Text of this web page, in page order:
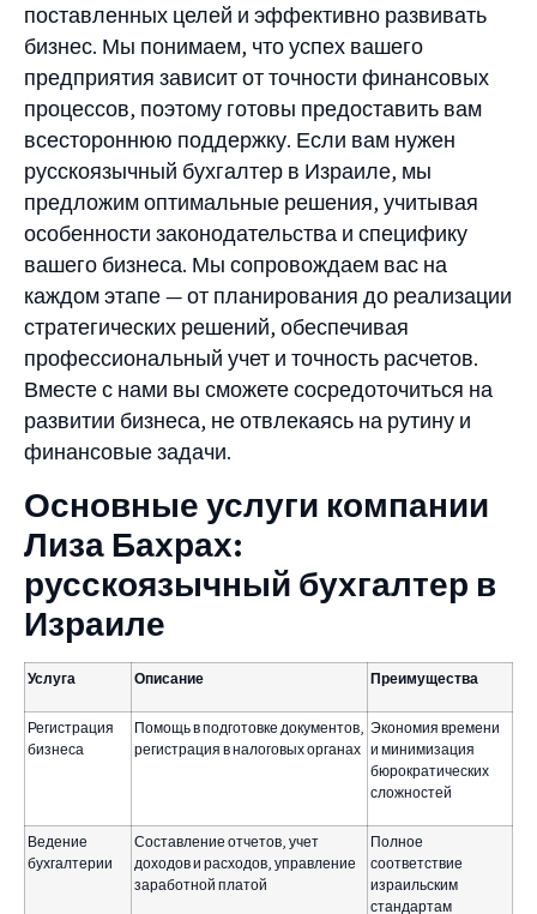
поставленных целей и эффективно развивать
бизнес. Мы понимаем, что успех вашего
предприятия зависит от точности финансовых
процессов, поэтому готовы предоставить вам
всестороннюю поддержку. Если вам нужен
русскоязычный бухгалтер в Израиле, мы
предложим оптимальные решения, учитывая
особенности законодательства и специфику
вашего бизнеса. Мы сопровождаем вас на
каждом этапе — от планирования до реализации
стратегических решений, обеспечивая
профессиональный учет и точность расчетов.
Вместе с нами вы сможете сосредоточиться на
развитии бизнеса, не отвлекаясь на рутину и
финансовые задачи.
Основные услуги компании
Лиза Бахрах:
русскоязычный бухгалтер в
Израиле
Услуга Описание Преимущества
Регистрация
бизнеса
Помощь в подготовке документов,
регистрация в налоговых органах
Экономия времени
и минимизация
бюрократических
сложностей
Ведение
бухгалтерии
Составление отчетов, учет
доходов и расходов, управление
заработной платой
Полное
соответствие
израильским
стандартам